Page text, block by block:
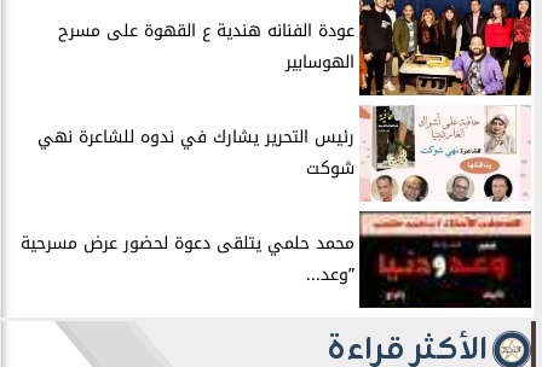
عودة الفنانه هندية ع القهوة على مسرح
الهوسابير
رئيس التحرير يشارك في ندوه للشاعرة نهي
شوكت
محمد حلمي يتلقى دعوة لحضور عرض مسرحية
”وعد...
الأكثر قراءة